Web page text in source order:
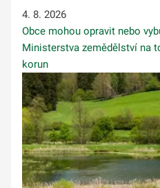
4. 8. 2026
Obce mohou opravit nebo
Ministerstva zemědělství na
korun